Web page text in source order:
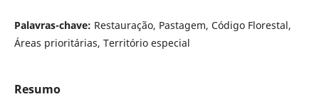
Palavras-chave: Restauração, Pastagem, Código Florestal,
Áreas prioritárias, Território especial
Resumo